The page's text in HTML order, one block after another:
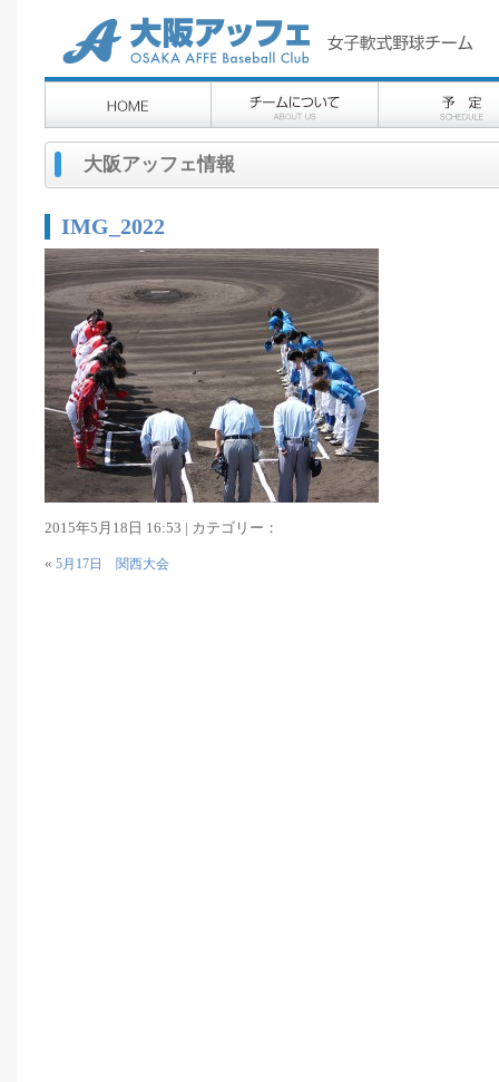
大阪アッフェ情報
IMG_2022
2015年5月18日 16:53 | カテゴリー：
« 5月17日 関西大会